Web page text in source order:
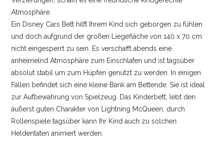
Atmosphäre.
Ein Disney Cars Bett hilft Ihrem Kind sich geborgen zu fühlen
und doch aufgrund der großen Liegefläche von 140 x 70 cm
nicht eingesperrt zu sein. Es verschafft abends eine
anheimelnd Atmosphäre zum Einschlafen und ist tagsüber
absolut stabil um zum Hüpfen genutzt zu werden. In einigen
Fällen befindet sich eine kleine Bank am Bettende. Sie ist ideal
zur Aufbewahrung von Spielzeug. Das Kinderbett, lebt den
äußerst guten Charakter von Lightning McQueen, durch
Rollenspiele tagsüber kann Ihr Kind auch zu solchen
Heldentaten animiert werden.